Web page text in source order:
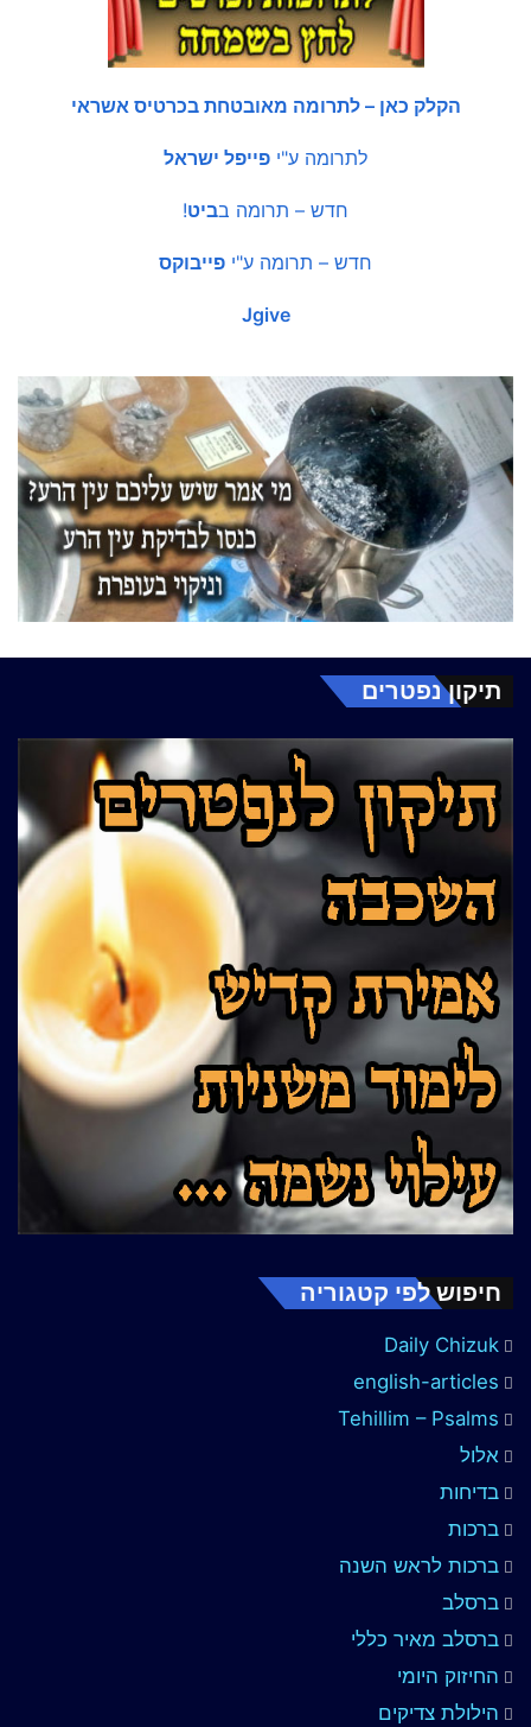
הקלק כאן – לתרומה מאובטחת בכרטיס אשראי
לתרומה ע"י פייפל ישראל
חדש – תרומה בביט!
חדש – תרומה ע"י פייבוקס
Jgive
תיקון נפטרים
חיפוש לפי קטגוריה
Daily Chizuk
english-articles
Tehillim – Psalms
אלול
בדיחות
ברכות
ברכות לראש השנה
ברסלב
ברסלב מאיר כללי
החיזוק היומי
הילולת צדיקים